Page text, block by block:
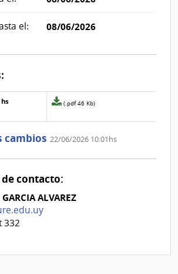
el: 08/06/2026
llamado
Archivo
de
aclaración
0
(.pdf 46 Kb)
cambios 22/06/2026 10:01hs
contacto:
ALVAREZ
332